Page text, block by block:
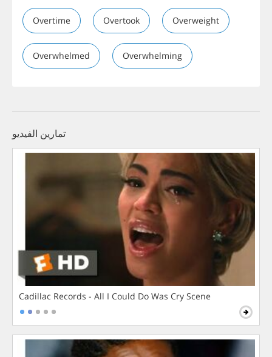
Overtime Overtook Overweight
Overwhelmed Overwhelming
تمارين الفيديو
Cadillac Records - All I Could Do Was Cry Scene